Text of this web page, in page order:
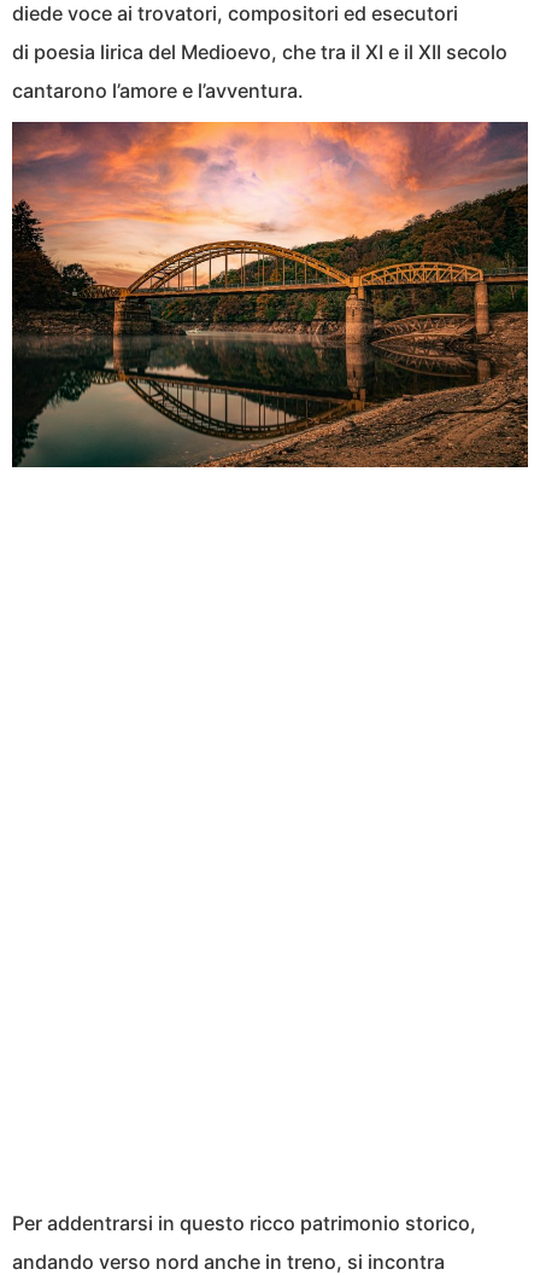
diede voce ai trovatori, compositori ed esecutori
di poesia lirica del Medioevo, che tra il XI e il XII secolo
cantarono l’amore e l’avventura.
Per addentrarsi in questo ricco patrimonio storico,
andando verso nord anche in treno, si incontra